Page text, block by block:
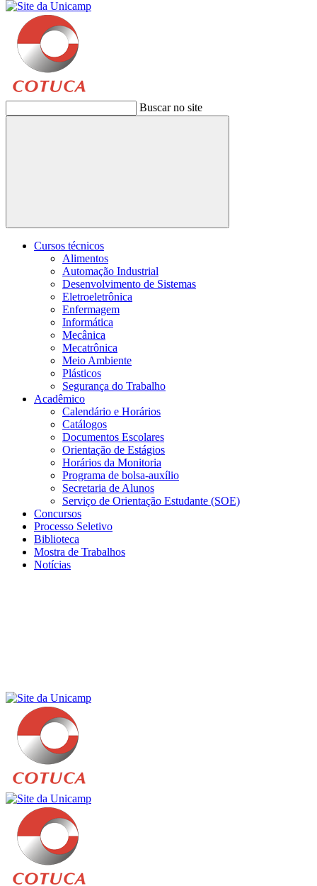
Buscar no site
Buscar
Cursos técnicos
Alimentos
Automação Industrial
Desenvolvimento de Sistemas
Eletroeletrônica
Enfermagem
Informática
Mecânica
Mecatrônica
Meio Ambiente
Plásticos
Segurança do Trabalho
Acadêmico
Calendário e Horários
Catálogos
Documentos Escolares
Orientação de Estágios
Horários da Monitoria
Programa de bolsa-auxílio
Secretaria de Alunos
Serviço de Orientação Estudante (SOE)
Concursos
Processo Seletivo
Biblioteca
Mostra de Trabalhos
Notícias